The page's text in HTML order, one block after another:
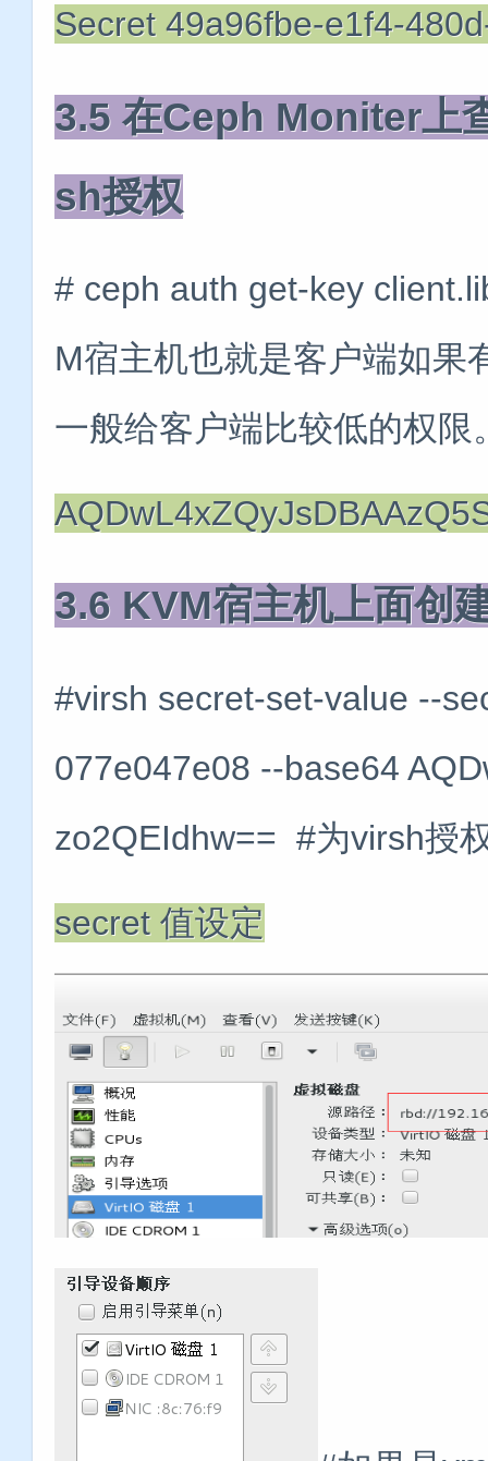
Secret 49a96fbe-e1f4-
3.5 在Ceph Moniter上
sh授权
# ceph auth get-key
M宿主机也就是客户端如果
一般给客户端比较低的权限
3.6 KVM宿主机上面创
#virsh secret-set-value --
077e047e08 --base64
zo2QEIdhw== #为virsh授
secret 值设定